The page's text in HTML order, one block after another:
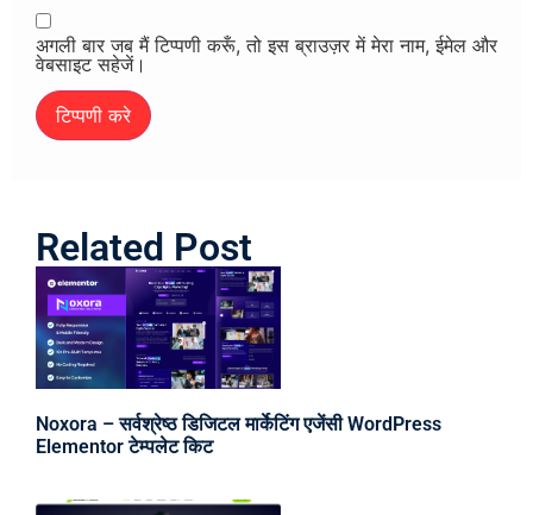
अगली बार जब मैं टिप्पणी करूँ, तो इस ब्राउज़र में मेरा नाम, ईमेल और
वेबसाइट सहेजें।
Related Post
Noxora – सर्वश्रेष्ठ डिजिटल मार्केटिंग एजेंसी WordPress
Elementor टेम्पलेट किट